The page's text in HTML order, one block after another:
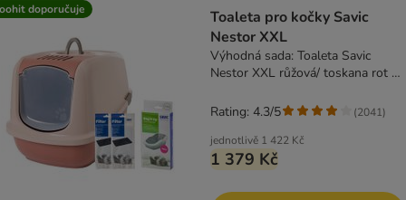
doporučuje
Toaleta pro kočky Savic
Nestor XXL
Výhodná sada: Toaleta Savic
Nestor XXL růžová/ toskana rot +
bag it up
jednotlivě 1 422 Kč
1 379 Kč
Rating: 4.3/5 (2041)